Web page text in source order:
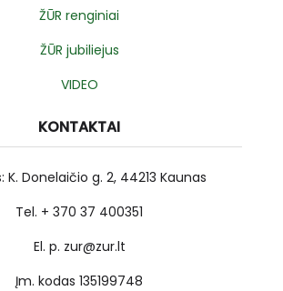
ŽŪR renginiai
ŽŪR jubiliejus
VIDEO
KONTAKTAI
K. Donelaičio g. 2, 44213 Kaunas
Tel. + 370 37 400351
El. p. zur@zur.lt
Įm. kodas 135199748